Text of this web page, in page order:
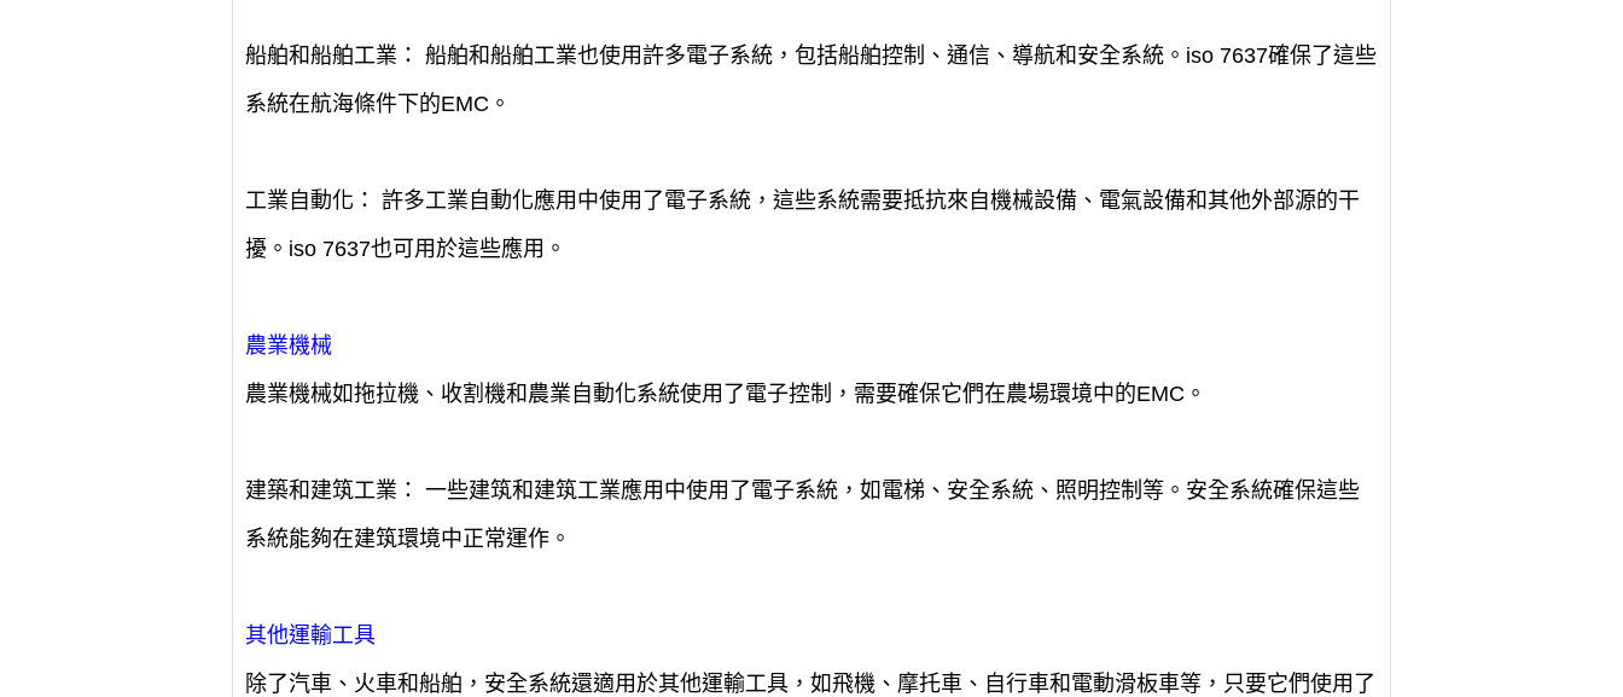
船舶和船舶工業： 船舶和船舶工業也使用許多電子系統，包括船舶控制、通信、導航和安全系統。iso 7637確保了這些
系統在航海條件下的EMC。
工業自動化： 許多工業自動化應用中使用了電子系統，這些系統需要抵抗來自機械設備、電氣設備和其他外部源的干
擾。iso 7637也可用於這些應用。
農業機械
農業機械如拖拉機、收割機和農業自動化系統使用了電子控制，需要確保它們在農場環境中的EMC。
建築和建筑工業： 一些建筑和建筑工業應用中使用了電子系統，如電梯、安全系統、照明控制等。安全系統確保這些
系統能夠在建筑環境中正常運作。
其他運輸工具
除了汽車、火車和船舶，安全系統還適用於其他運輸工具，如飛機、摩托車、自行車和電動滑板車等，只要它們使用了